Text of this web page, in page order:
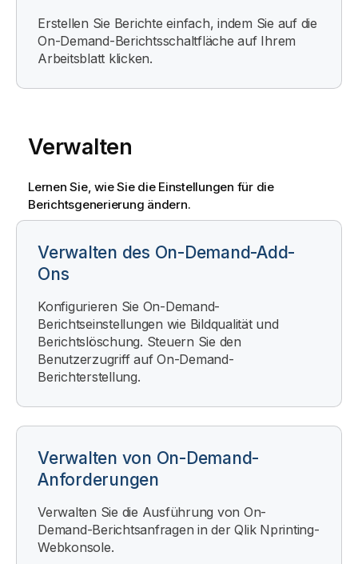
Erstellen Sie Berichte einfach, indem Sie auf die
On-Demand-Berichtsschaltfläche auf Ihrem
Arbeitsblatt klicken.
Verwalten
Lernen Sie, wie Sie die Einstellungen für die
Berichtsgenerierung ändern.
Verwalten des On-Demand-Add-
Ons
Konfigurieren Sie On-Demand-
Berichtseinstellungen wie Bildqualität und
Berichtslöschung. Steuern Sie den
Benutzerzugriff auf On-Demand-
Berichterstellung.
Verwalten von On-Demand-
Anforderungen
Verwalten Sie die Ausführung von On-
Demand-Berichtsanfragen in derQlik Nprinting-
Webkonsole.